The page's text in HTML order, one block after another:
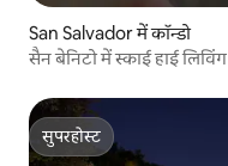
San Salvador में कॉन्डो
सैन बेनिटो में स्काई हाई लिविंग
सुपरहोस्ट
सुपरहोस्ट